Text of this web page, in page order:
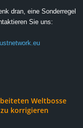
dran, eine Sonderregel
Sie uns:
Weltbosse
korrigieren